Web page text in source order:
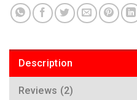
Description
Reviews (2)